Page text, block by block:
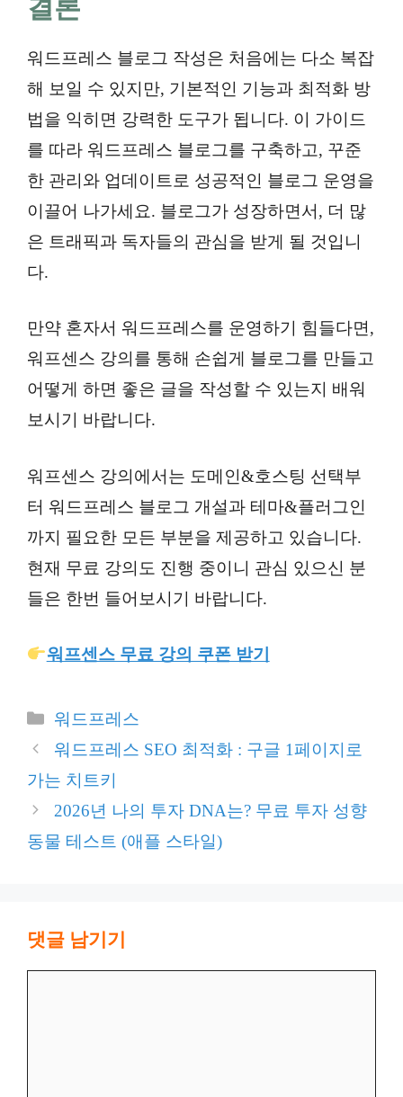
결론
워드프레스 블로그 작성은 처음에는 다소 복잡
해 보일 수 있지만, 기본적인 기능과 최적화 방
법을 익히면 강력한 도구가 됩니다. 이 가이드
를 따라 워드프레스 블로그를 구축하고, 꾸준
한 관리와 업데이트로 성공적인 블로그 운영을
이끌어 나가세요. 블로그가 성장하면서, 더 많
은 트래픽과 독자들의 관심을 받게 될 것입니
다.
만약 혼자서 워드프레스를 운영하기 힘들다면,
워프센스 강의를 통해 손쉽게 블로그를 만들고
어떻게 하면 좋은 글을 작성할 수 있는지 배워
보시기 바랍니다.
워프센스 강의에서는 도메인&호스팅 선택부
터 워드프레스 블로그 개설과 테마&플러그인
까지 필요한 모든 부분을 제공하고 있습니다.
현재 무료 강의도 진행 중이니 관심 있으신 분
들은 한번 들어보시기 바랍니다.
워프센스 무료 강의 쿠폰 받기
카
테
리
워드프레스
워드프레스 SEO 최적화 : 구글 1페이지로
가는 치트키
2026년 나의 투자 DNA는? 무료 투자 성향
동물 테스트 (애플 스타일)
댓글 남기기